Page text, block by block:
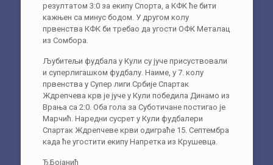
резултатом 3:0 за екипу Спорта, а КФК ће бити
кажњен са минус бодом. У другом колу
првенства КФК би требао да угости ОФК Металац
из Сомбора.
Љубитељи фудбала у Кули су јуче присуствовали
и суперлигашком фудбалу. Наиме, у 7. колу
првенства у Супер лиги Србије Спартак
Ждрепчева крв је јуче у Кули победила Динамо из
Врања са 2:0. Оба гола за Суботичане постигао је
Марчић. Наредни сусрет у Кули фудбалери
Спартак Ждрепчеве крви одиграће 15. Септембра
када ће угостити екипу Напретка из Крушевца.
Ђ.Бојанић